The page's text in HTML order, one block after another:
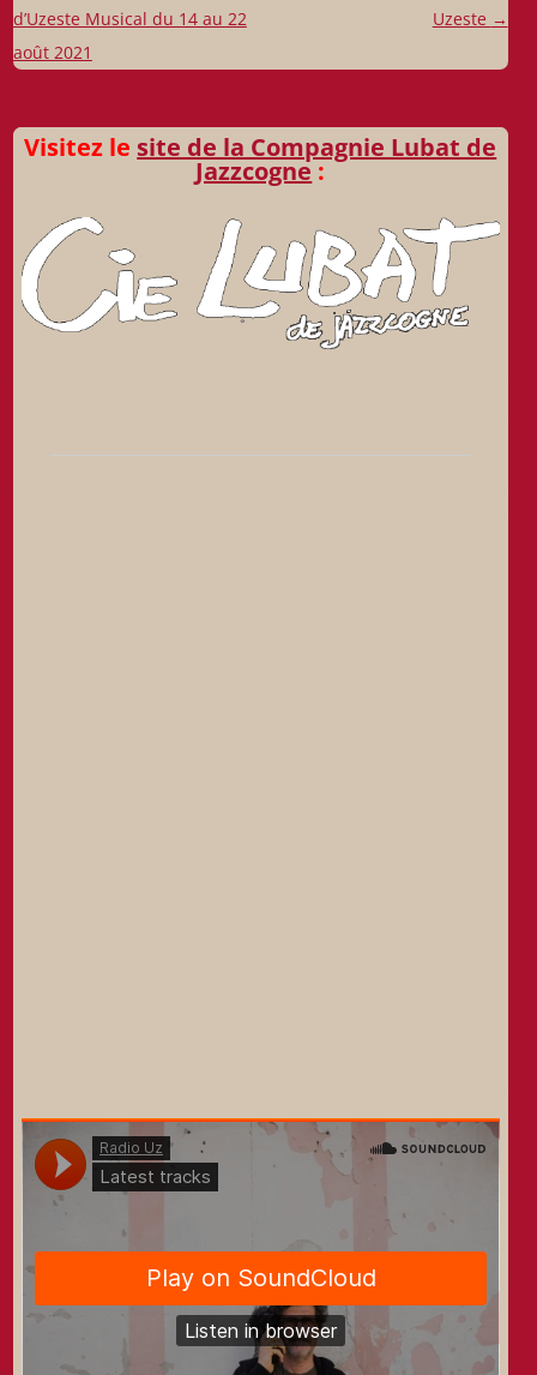
des
articles
d’Uzeste Musical du 14 au 22
août 2021
Uzeste →
Visitez le site de la Compagnie Lubat de
Jazzcogne: